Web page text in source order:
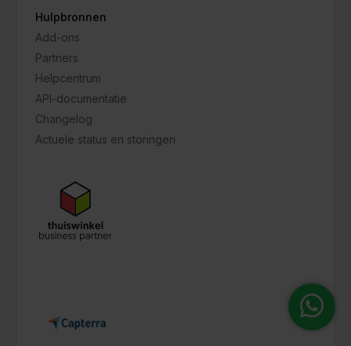
Hulpbronnen
Add-ons
Partners
Helpcentrum
API-documentatie
Changelog
Actuele status en storingen